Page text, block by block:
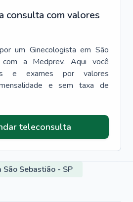
consulta com valores
um Ginecologista em São
a Medprev. Aqui você
e exames por valores
e sem taxa de
teleconsulta
Sebastião - SP